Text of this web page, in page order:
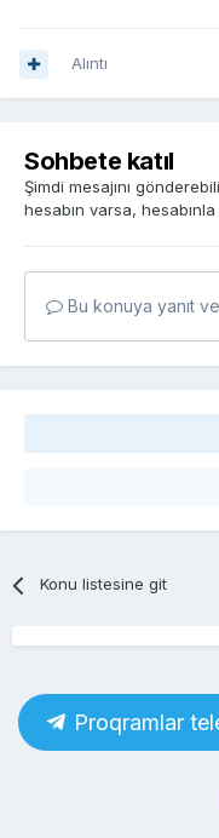
Alıntı
Sohbete katıl
Şimdi mesajını
hesabın varsa,
Bu konuya yanıt
Konu listesine git
Proqramlar